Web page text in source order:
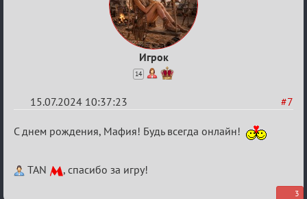
Игрок
14
#7
15.07.2024 10:37:23
Re:
20ти
С днем рождения, Мафия! Будь всегда онлайн!
TAN , спасибо за игру!
3